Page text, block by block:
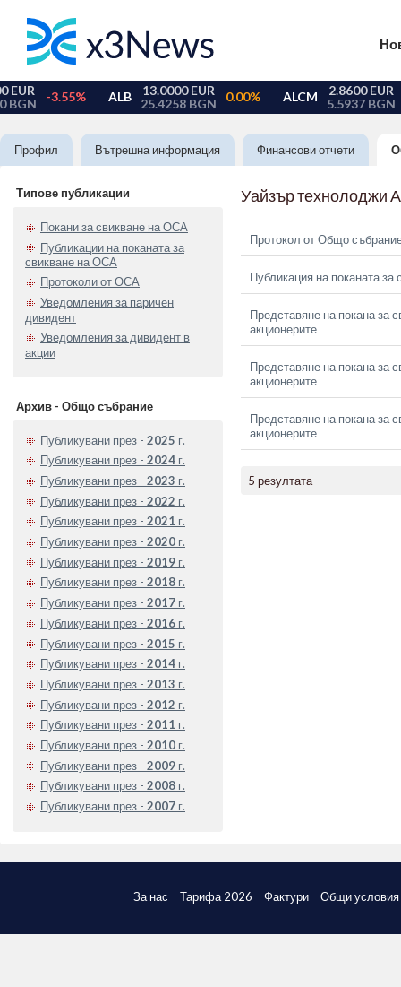
Профил Вътрешна информация Финансови отчети
Типове публикации
Покани за свикване на ОСА
Публикации на поканата за
свикване на ОСА
Протоколи от ОСА
Уведомления за паричен
дивидент
Уведомления за дивидент в
акции
Архив - Общо събрание
Публикувани през - 2025 г.
Публикувани през - 2024 г.
Публикувани през - 2023 г.
Публикувани през - 2022 г.
Публикувани през - 2021 г.
Публикувани през - 2020 г.
Публикувани през - 2019 г.
Публикувани през - 2018 г.
Публикувани през - 2017 г.
Публикувани през - 2016 г.
Публикувани през - 2015 г.
Публикувани през - 2014 г.
Публикувани през - 2013 г.
Публикувани през - 2012 г.
Публикувани през - 2011 г.
Публикувани през - 2010 г.
Публикувани през - 2009 г.
Публикувани през - 2008 г.
Публикувани през - 2007 г.
Уайзър технолоджи
Протокол от Общо
Публикация на поканата
Представяне на покана за
акционерите
Представяне на покана за
акционерите
Представяне на покана за
акционерите
5 резултата
За нас Тарифа 2026 Фактури Общи условия